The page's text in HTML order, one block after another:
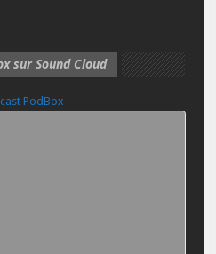
sur Sound Cloud
PodBox